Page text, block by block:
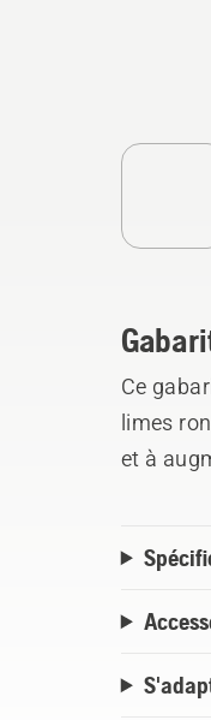
Ce
limes
et à